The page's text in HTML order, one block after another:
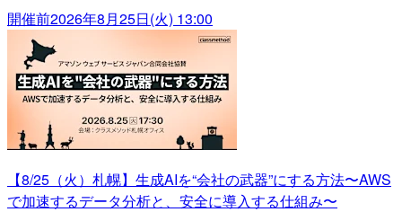
開催前2026年8月25日(火) 13:00
【8/25（火）札幌】生成AIを“会社の武器”にする方法〜AWS
で加速するデータ分析と、安全に導入する仕組み〜